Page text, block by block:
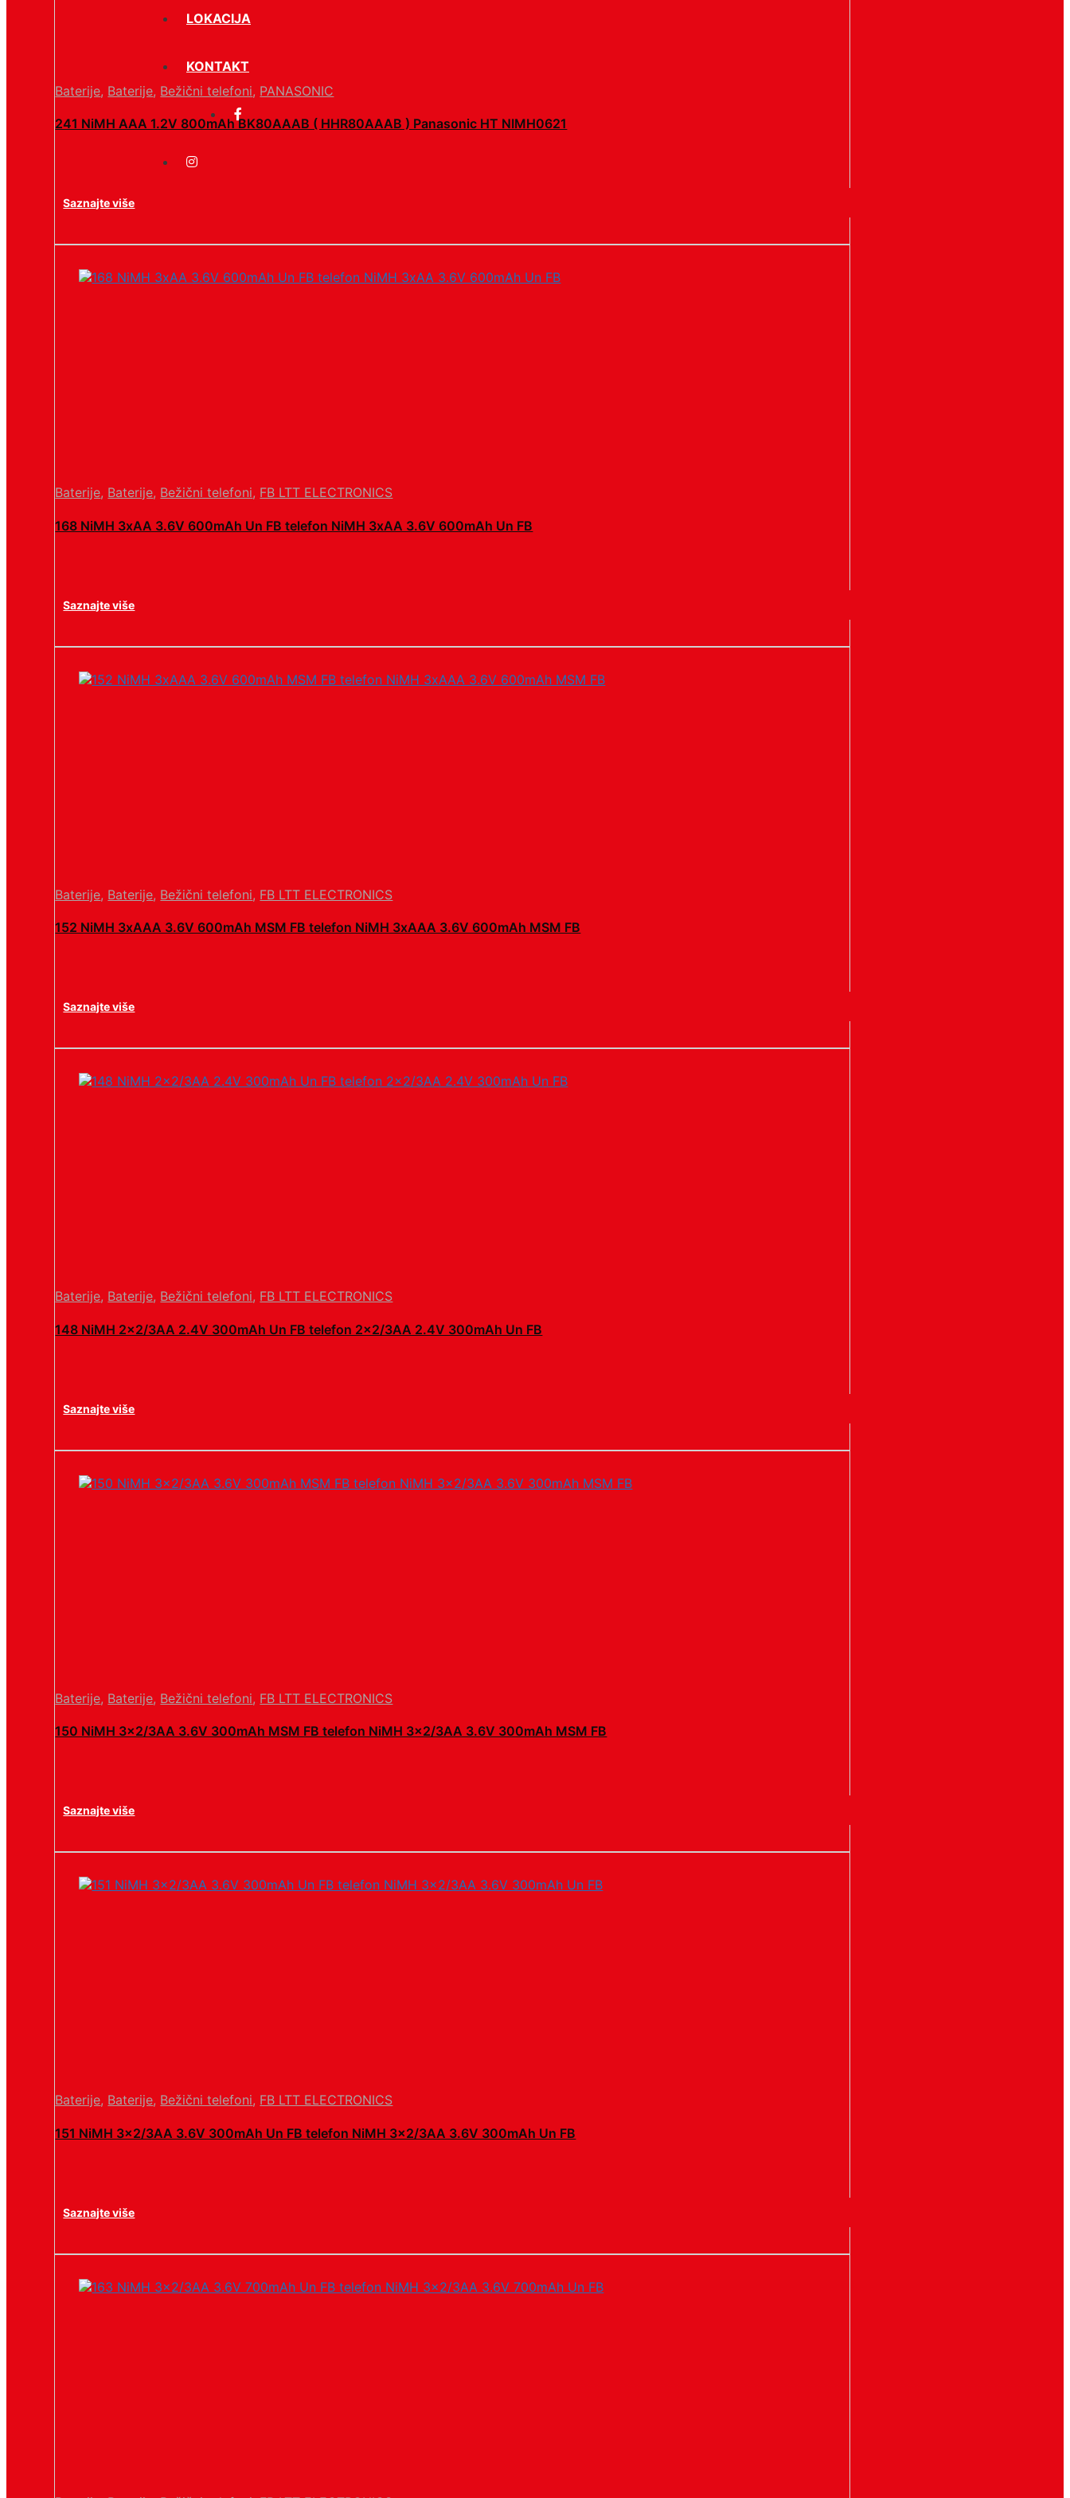
LOKACIJA
KONTAKT
Baterije, Baterije, Bežični telefoni, PANASONIC
241 NiMH AAA 1.2V 800mAh BK80AAAB ( HHR80AAAB ) Panasonic HT NIMH0621
Saznajte više
Baterije, Baterije, Bežični telefoni, FB LTT ELECTRONICS
168 NiMH 3xAA 3.6V 600mAh Un FB telefon NiMH 3xAA 3.6V 600mAh Un FB
Saznajte više
Baterije, Baterije, Bežični telefoni, FB LTT ELECTRONICS
152 NiMH 3xAAA 3.6V 600mAh MSM FB telefon NiMH 3xAAA 3.6V 600mAh MSM FB
Saznajte više
Baterije, Baterije, Bežični telefoni, FB LTT ELECTRONICS
148 NiMH 2×2/3AA 2.4V 300mAh Un FB telefon 2×2/3AA 2.4V 300mAh Un FB
Saznajte više
Baterije, Baterije, Bežični telefoni, FB LTT ELECTRONICS
150 NiMH 3×2/3AA 3.6V 300mAh MSM FB telefon NiMH 3×2/3AA 3.6V 300mAh MSM FB
Saznajte više
Baterije, Baterije, Bežični telefoni, FB LTT ELECTRONICS
151 NiMH 3×2/3AA 3.6V 300mAh Un FB telefon NiMH 3×2/3AA 3.6V 300mAh Un FB
Saznajte više